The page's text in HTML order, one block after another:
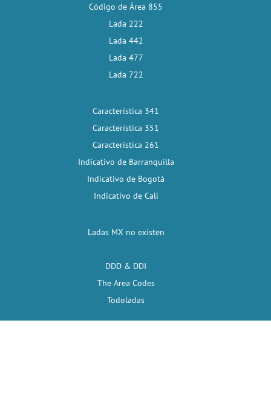
Código de Área 855
Lada 222
Lada 442
Lada 477
Lada 722
Característica 341
Característica 351
Característica 261
Indicativo de Barranquilla
Indicativo de Bogotá
Indicativo de Cali
Ladas MX no existen
DDD & DDI
The Area Codes
Todoladas